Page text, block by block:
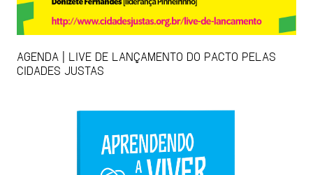
AGENDA | LIVE DE LANÇAMENTO DO PACTO PELAS
CIDADES JUSTAS